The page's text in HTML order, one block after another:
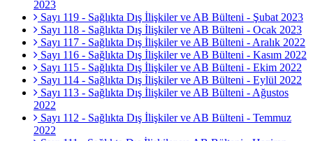
2023
Sayı 119 - Sağlıkta Dış İlişkiler ve AB Bülteni - Şubat 2023
Sayı 118 - Sağlıkta Dış İlişkiler ve AB Bülteni - Ocak 2023
Sayı 117 - Sağlıkta Dış İlişkiler ve AB Bülteni - Aralık 2022
Sayı 116 - Sağlıkta Dış İlişkiler ve AB Bülteni - Kasım 2022
Sayı 115 - Sağlıkta Dış İlişkiler ve AB Bülteni - Ekim 2022
Sayı 114 - Sağlıkta Dış İlişkiler ve AB Bülteni - Eylül 2022
Sayı 113 - Sağlıkta Dış İlişkiler ve AB Bülteni - Ağustos
2022
Sayı 112 - Sağlıkta Dış İlişkiler ve AB Bülteni - Temmuz
2022